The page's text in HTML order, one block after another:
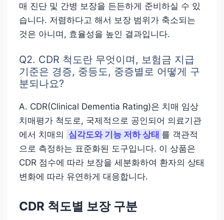
매 진단 및 간병 보장을 든든하게 준비하실 수 있
습니다. 저렴하다고 해서 보장 범위가 축소되는
것은 아니며, 효율성을 높인 결과입니다.
Q2. CDR 척도란 무엇이며, 보험금 지급
기준은 경증, 중등도, 중증별로 어떻게 구
분되나요?
A. CDR(Clinical Dementia Rating)은 치매 임상
치매평가 척도로, 국제적으로 공인되어 의료기관
에서 치매의
심각도와 기능 저하 상태 를 객관적
으로 측정하는 표준화된 도구입니다. 이 상품은
CDR 점수에 따라 보장을 세분화하여 환자의 상태
변화에 따라 유연하게 대응합니다.
CDR 척도별 보장 구분